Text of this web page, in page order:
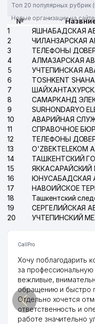
Топ 20 популярных рубрик
Новые организации на сайте
№
1
2
3
4
5
6
7
8
9
10
11
12
13
O'ZBEKTELEKOM
14
15
16
17
18
19
20
CallPro
Хочу поблагодарить
за
вежливые,
обращению и быстро
Отдельно хочется
ответственность и
работе значительно